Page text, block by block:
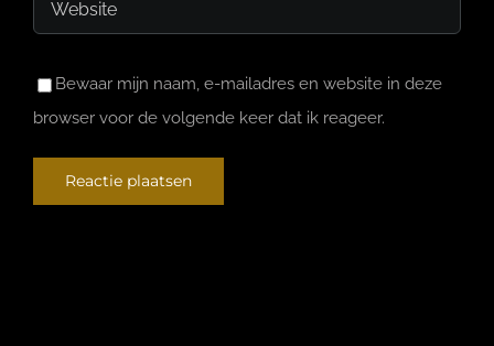
Bewaar mijn naam, e-mailadres en website in deze
browser voor de volgende keer dat ik reageer.